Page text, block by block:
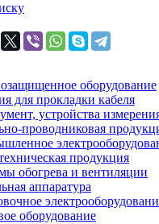
оборудование
для прокладки кабеля
устройства
проводниковая
продукция
обогрева и вентиляции
аппаратура
оборудование